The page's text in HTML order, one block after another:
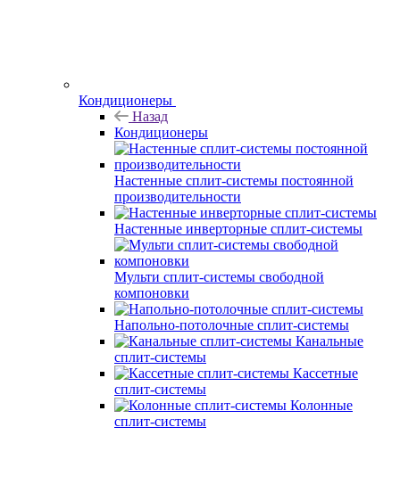
Кондиционеры
Назад
Кондиционеры
Настенные сплит-системы постоянной
производительности
Настенные инверторные сплит-системы
Мульти сплит-системы свободной
компоновки
Напольно-потолочные сплит-системы
Канальные
сплит-системы
Кассетные
сплит-системы
Колонные
сплит-системы